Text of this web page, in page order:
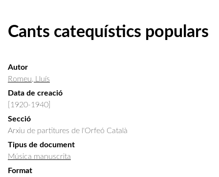
Cants catequístics populars
Autor
Romeu, Lluís
Data de creació
[1920-1940]
Secció
Arxiu de partitures de l'Orfeó Català
Tipus de document
Música manuscrita
Format